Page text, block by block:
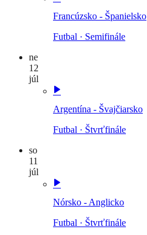
Francúzsko - Španielsko
Futbal · Semifinále
ne
12
júl
Argentína - Švajčiarsko
Futbal · Štvrťfinále
so
11
júl
Nórsko - Anglicko
Futbal · Štvrťfinále